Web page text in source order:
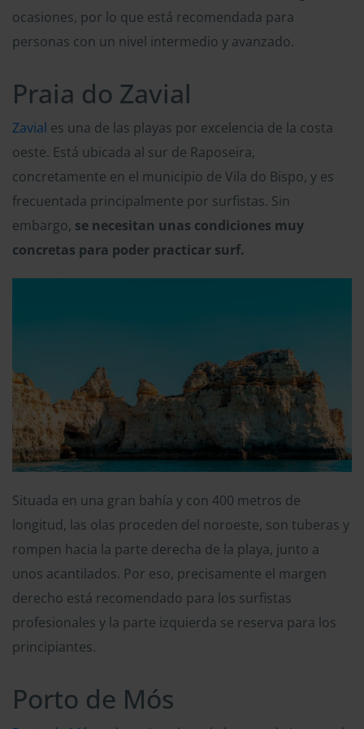
ocasiones, por lo que está recomendada para
personas con un nivel intermedio y avanzado.
Praia do Zavial
Zavial es una de las playas por excelencia de la costa
oeste. Está ubicada al sur de Raposeira,
concretamente en el municipio de Vila do Bispo, y es
frecuentada principalmente por surfistas. Sin
embargo, se necesitan unas condiciones muy
concretas para poder practicar surf.
Situada en una gran bahía y con 400 metros de
longitud, las olas proceden del noroeste, son tuberas y
rompen hacia la parte derecha de la playa, junto a
unos acantilados. Por eso, precisamente el margen
derecho está recomendado para los surfistas
profesionales y la parte izquierda se reserva para los
principiantes.
Porto de Mós